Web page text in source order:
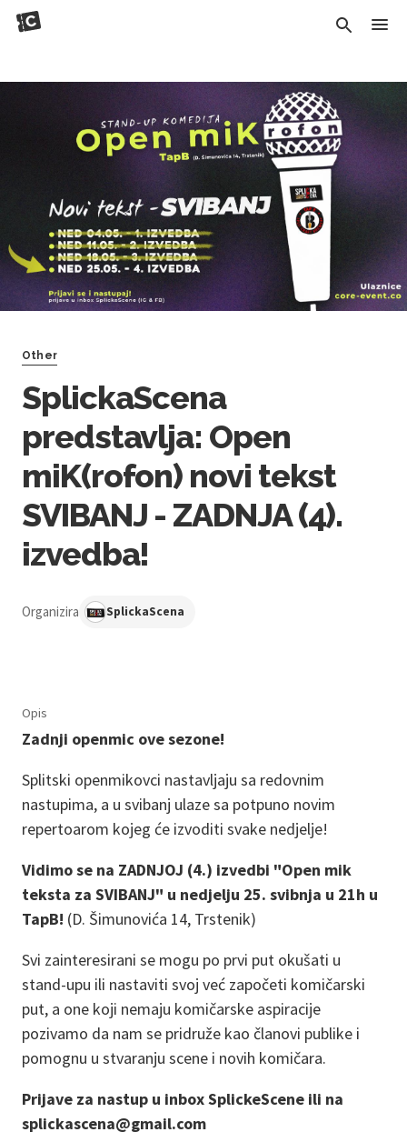
Other
SplickaScena
predstavlja: Open
miK(rofon) novi tekst
SVIBANJ - ZADNJA (4).
izvedba!
Organizira SplickaScena
Opis
Zadnji openmic ove sezone!
Splitski openmikovci nastavljaju sa redovnim
nastupima, a u svibanj ulaze sa potpuno novim
repertoarom kojeg će izvoditi svake nedjelje!
Vidimo se na ZADNJOJ (4.) izvedbi "Open mik
teksta za SVIBANJ" u nedjelju 25. svibnja u 21h u
TapB! (D. Šimunovića 14, Trstenik)
Svi zainteresirani se mogu po prvi put okušati u
stand-upu ili nastaviti svoj već započeti komičarski
put, a one koji nemaju komičarske aspiracije
pozivamo da nam se pridruže kao članovi publike i
pomognu u stvaranju scene i novih komičara.
Prijave za nastup u inbox SplickeScene ili na
splickascena@gmail.com